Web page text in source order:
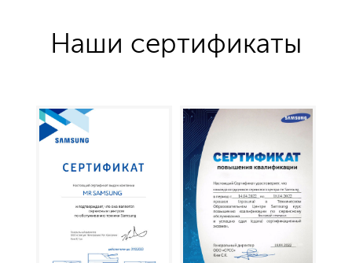
Наши сертификаты